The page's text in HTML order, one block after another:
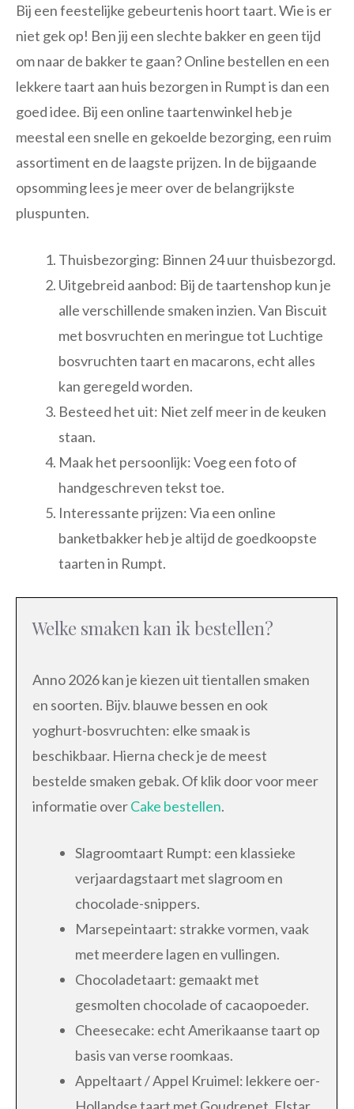
Bij een feestelijke gebeurtenis hoort taart. Wie is er
niet gek op! Ben jij een slechte bakker en geen tijd
om naar de bakker te gaan? Online bestellen en een
lekkere taart aan huis bezorgen in Rumpt is dan een
goed idee. Bij een online taartenwinkel heb je
meestal een snelle en gekoelde bezorging, een ruim
assortiment en de laagste prijzen. In de bijgaande
opsomming lees je meer over de belangrijkste
pluspunten.
Thuisbezorging: Binnen 24 uur thuisbezorgd.
Uitgebreid aanbod: Bij de taartenshop kun je
alle verschillende smaken inzien. Van Biscuit
met bosvruchten en meringue tot Luchtige
bosvruchten taart en macarons, echt alles
kan geregeld worden.
Besteed het uit: Niet zelf meer in de keuken
staan.
Maak het persoonlijk: Voeg een foto of
handgeschreven tekst toe.
Interessante prijzen: Via een online
banketbakker heb je altijd de goedkoopste
taarten in Rumpt.
Welke smaken kan ik bestellen?
Anno 2026 kan je kiezen uit tientallen smaken
en soorten. Bijv. blauwe bessen en ook
yoghurt-bosvruchten: elke smaak is
beschikbaar. Hierna check je de meest
bestelde smaken gebak. Of klik door voor meer
informatie overCake bestellen.
Slagroomtaart Rumpt: een klassieke
verjaardagstaart met slagroom en
chocolade-snippers.
Marsepeintaart: strakke vormen, vaak
met meerdere lagen en vullingen.
Chocoladetaart: gemaakt met
gesmolten chocolade of cacaopoeder.
Cheesecake: echt Amerikaanse taart op
basis van verse roomkaas.
Appeltaart / Appel Kruimel: lekkere oer-